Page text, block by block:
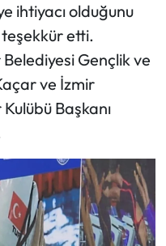
ihtiyacı olduğunu
etti.
Gençlik ve
ve İzmir
Başkanı